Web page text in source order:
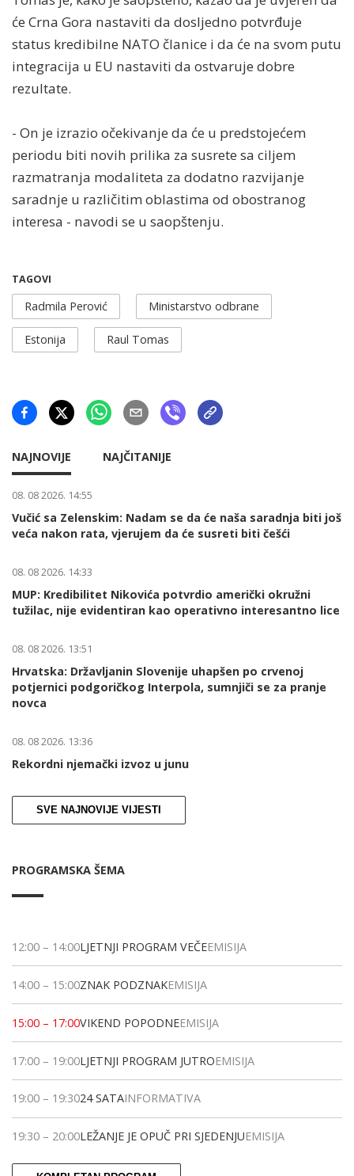
će Crna Gora nastaviti da dosljedno potvrđuje
status kredibilne NATO članice i da će na svom putu
integracija u EU nastaviti da ostvaruje dobre
rezultate.
- On je izrazio očekivanje da će u predstojećem
periodu biti novih prilika za susrete sa ciljem
razmatranja modaliteta za dodatno razvijanje
saradnje u različitim oblastima od obostranog
interesa - navodi se u saopštenju.
TAGOVI
Radmila Perović Ministarstvo odbrane
Estonija Raul Tomas
NAJNOVIJE NAJČITANIJE
08. 08 2026. 14:55
Vučić sa Zelenskim: Nadam se da će naša saradnja biti još
veća nakon rata, vjerujem da će susreti biti češći
08. 08 2026. 14:33
MUP: Kredibilitet Nikovića potvrdio američki okružni
tužilac, nije evidentiran kao operativno interesantno lice
08. 08 2026. 13:51
Hrvatska: Državljanin Slovenije uhapšen po crvenoj
potjernici podgoričkog Interpola, sumnjiči se za pranje
novca
08. 08 2026. 13:36
Rekordni njemački izvoz u junu
SVE NAJNOVIJE VIJESTI
PROGRAMSKA ŠEMA
12:00 – 14:00LJETNJI PROGRAM VEČEEMISIJA
14:00 – 15:00ZNAK PODZNAKEMISIJA
15:00 – 17:00VIKEND POPODNEEMISIJA
17:00 – 19:00LJETNJI PROGRAM JUTROEMISIJA
19:00 – 19:3024 SATAINFORMATIVA
19:30 – 20:00LEŽANJE JE OPUČ PRI SJEDENJUEMISIJA